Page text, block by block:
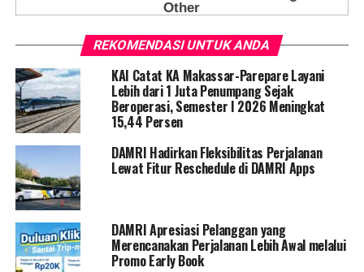
REKOMENDASI UNTUK ANDA
KAI Catat KA Makassar-Parepare Layani
Lebih dari 1 Juta Penumpang Sejak
Beroperasi, Semester I 2026 Meningkat
15,44 Persen
DAMRI Hadirkan Fleksibilitas Perjalanan
Lewat Fitur Reschedule di DAMRI Apps
DAMRI Apresiasi Pelanggan yang
Merencanakan Perjalanan Lebih Awal melalui
Promo Early Book